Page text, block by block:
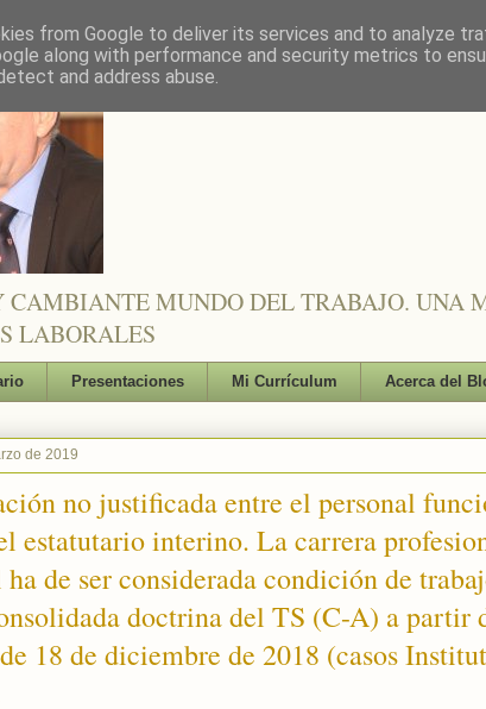
CAMBIANTE MUNDO DEL TRABAJO. UNA
LABORALES
Presentaciones Mi Currículum Acerca del
de 2019
no justificada entre el personal
estatutario interino. La carrera
de ser considerada condición de
doctrina del TS (C-A) a partir
18 de diciembre de 2018 (casos
from Google to deliver its services and to analyze
along with performance and security metrics to
and address abuse.